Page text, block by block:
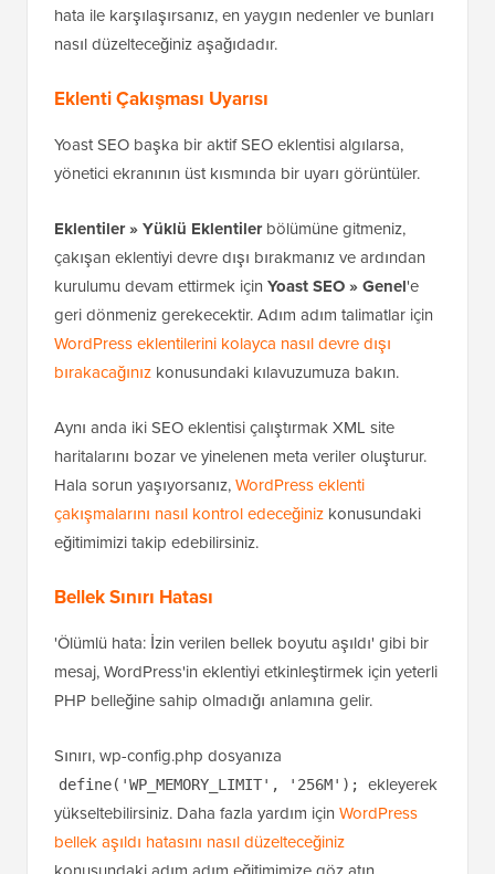
hata ile karşılaşırsanız, en yaygın nedenler ve bunları
nasıl düzelteceğiniz aşağıdadır.
Eklenti Çakışması Uyarısı
Yoast SEO başka bir aktif SEO eklentisi algılarsa,
yönetici ekranının üst kısmında bir uyarı görüntüler.
Eklentiler » Yüklü Eklentilerbölümüne gitmeniz,
çakışan eklentiyi devre dışı bırakmanız ve ardından
kurulumu devam ettirmek için Yoast SEO » Genel'e
geri dönmeniz gerekecektir. Adım adım talimatlar için
WordPress eklentilerini kolayca nasıl devre dışı
bırakacağınız konusundaki kılavuzumuza bakın.
Aynı anda iki SEO eklentisi çalıştırmak XML site
haritalarını bozar ve yinelenen meta veriler oluşturur.
Hala sorun yaşıyorsanız,WordPress eklenti
çakışmalarını nasıl kontrol edeceğiniz konusundaki
eğitimimizi takip edebilirsiniz.
Bellek Sınırı Hatası
'Ölümlü hata: İzin verilen bellek boyutu aşıldı' gibi bir
mesaj, WordPress'in eklentiyi etkinleştirmek için yeterli
PHP belleğine sahip olmadığı anlamına gelir.
Sınırı, wp-config.php dosyanıza
define('WP_MEMORY_LIMIT', '256M');
ekleyerek
yükseltebilirsiniz. Daha fazla yardım için WordPress
bellek aşıldı hatasını nasıl düzelteceğiniz